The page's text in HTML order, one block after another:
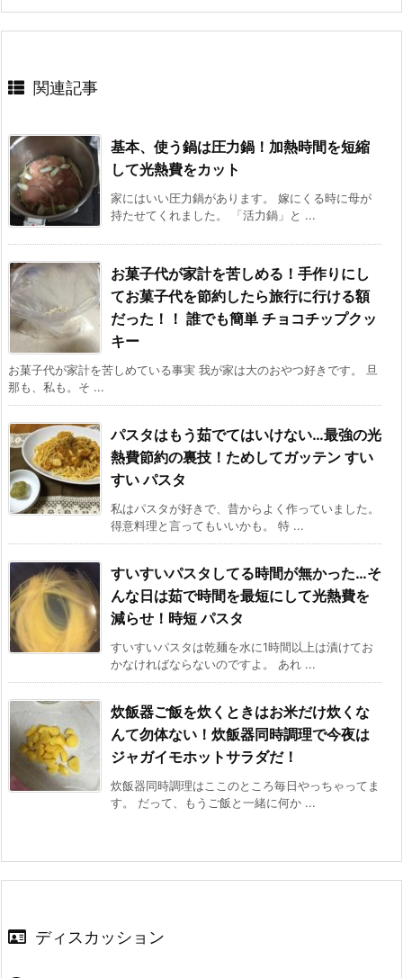
関連記事
基本、使う鍋は圧力鍋！加熱時間を短縮
して光熱費をカット
家にはいい圧力鍋があります。 嫁にくる時に母が
持たせてくれました。 「活力鍋」と ...
お菓子代が家計を苦しめる！手作りにし
てお菓子代を節約したら旅行に行ける額
だった！！ 誰でも簡単 チョコチップクッ
キー
お菓子代が家計を苦しめている事実 我が家は大のおやつ好きです。 旦
那も、私も。そ ...
パスタはもう茹でてはいけない…最強の光
熱費節約の裏技！ためしてガッテン すい
すい パスタ
私はパスタが好きで、昔からよく作っていました。
得意料理と言ってもいいかも。 特 ...
すいすいパスタしてる時間が無かった…そ
んな日は茹で時間を最短にして光熱費を
減らせ！時短 パスタ
すいすいパスタは乾麺を水に1時間以上は漬けてお
かなければならないのですよ。 あれ ...
炊飯器ご飯を炊くときはお米だけ炊くな
んて勿体ない！炊飯器同時調理で今夜は
ジャガイモホットサラダだ！
炊飯器同時調理はここのところ毎日やっちゃってま
す。 だって、もうご飯と一緒に何か ...
ディスカッション